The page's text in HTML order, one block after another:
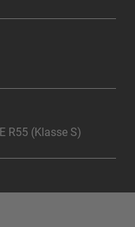
R55 (Klasse S)